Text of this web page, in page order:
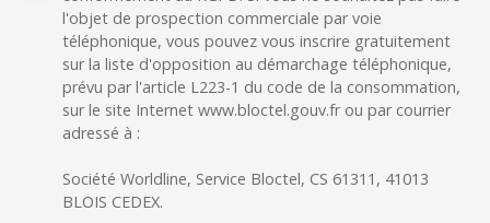
l'objet de prospection commerciale par voie
téléphonique, vous pouvez vous inscrire gratuitement
sur la liste d'opposition au démarchage téléphonique,
prévu par l'article L223-1 du code de la consommation,
sur le site Internet www.bloctel.gouv.fr ou par courrier
adressé à :
Société Worldline, Service Bloctel, CS 61311, 41013
BLOIS CEDEX.